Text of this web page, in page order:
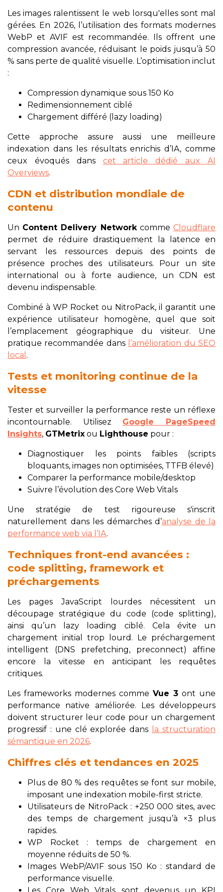
Les images ralentissent le web lorsqu'elles sont mal
gérées. En 2026, l’utilisation des formats modernes
WebP et AVIF est recommandée. Ils offrent une
compression avancée, réduisant le poids jusqu’à 50
% sans perte de qualité visuelle. L’optimisation inclut
:
Compression dynamique sous 150 Ko
Redimensionnement ciblé
Chargement différé (lazy loading)
Cette approche assure aussi une meilleure
indexation dans les résultats enrichis d’IA, comme
ceux évoqués dans cet article dédié aux AI
Overviews.
CDN et distribution mondiale de
contenu
Un Content Delivery NetworkcommeCloudflare
permet de réduire drastiquement la latence en
servant les ressources depuis des points de
présence proches des utilisateurs. Pour un site
international ou à forte audience, un CDN est
devenu indispensable.
Combiné à WP Rocket ou NitroPack, il garantit une
expérience utilisateur homogène, quel que soit
l’emplacement géographique du visiteur. Une
pratique recommandée dans l’amélioration du SEO
local .
Tests et monitoring continue de la
vitesse
Tester et surveiller la performance reste un réflexe
incontournable. Utilisez Google PageSpeed
Insights, GTMetrix ou Lighthouse pour :
Diagnostiquer les points faibles (scripts
bloquants, images non optimisées, TTFB élevé)
Comparer la performance mobile/desktop
Suivre l’évolution des Core Web Vitals
Une stratégie de test rigoureuse s'inscrit
naturellement dans les démarches d’analyse de la
performance web via l’IA.
Techniques front-end avancées :
code splitting, framework et
préchargements
Les pages JavaScript lourdes nécessitent un
découpage stratégique du code (code splitting),
ainsi qu’un lazy loading ciblé. Cela évite un
chargement initial trop lourd. Le préchargement
intelligent (DNS prefetching, preconnect) affine
encore la vitesse en anticipant les requêtes
critiques.
Les frameworks modernes comme Vue 3 ont une
performance native améliorée. Les développeurs
doivent structurer leur code pour un chargement
progressif : une clé explorée dans
la structuration
sémantique en 2026.
Chiffres clés et tendances en 2025
Plus de 80 % des requêtes se font sur mobile,
imposant une indexation mobile-first stricte.
Utilisateurs de NitroPack : +250 000 sites, avec
des temps de chargement jusqu’à ×3 plus
rapides.
WP Rocket : temps de chargement en
moyenne réduits de 50 %.
Images WebP/AVIF sous 150 Ko : standard de
performance visuelle.